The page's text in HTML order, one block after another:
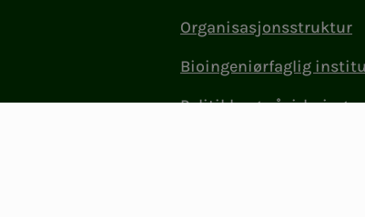
Organisasjonsstruktur
Bioingeniørfaglig
Politikk og påvirkning